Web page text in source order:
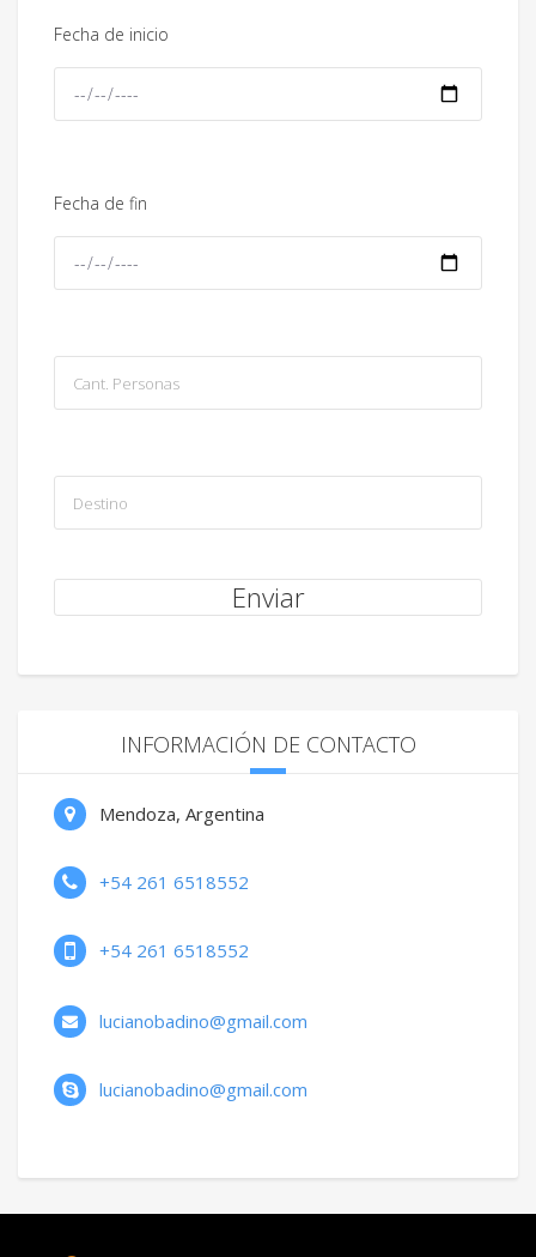
Fecha de inicio
Fecha de fin
INFORMACIÓN DE CONTACTO
Mendoza, Argentina
+54 261 6518552
+54 261 6518552
lucianobadino@gmail.com
lucianobadino@gmail.com